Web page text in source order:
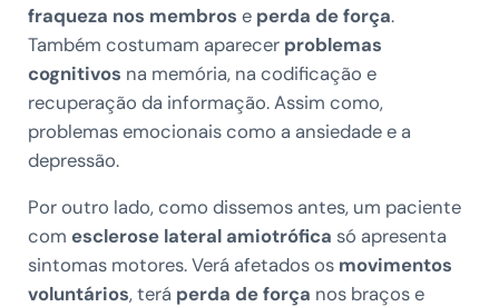
fraqueza nos membros eperda de força.
Também costumam aparecerproblemas
cognitivos na memória, na codificação e
recuperação da informação. Assim como,
problemas emocionais como a ansiedade e a
depressão.
Por outro lado, como dissemos antes, um paciente
com esclerose lateral amiotrófica só apresenta
sintomas motores. Verá afetados os movimentos
voluntários, terá perda de força nos braços e